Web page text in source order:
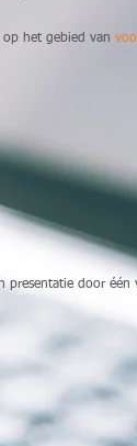
op het gebied van
door